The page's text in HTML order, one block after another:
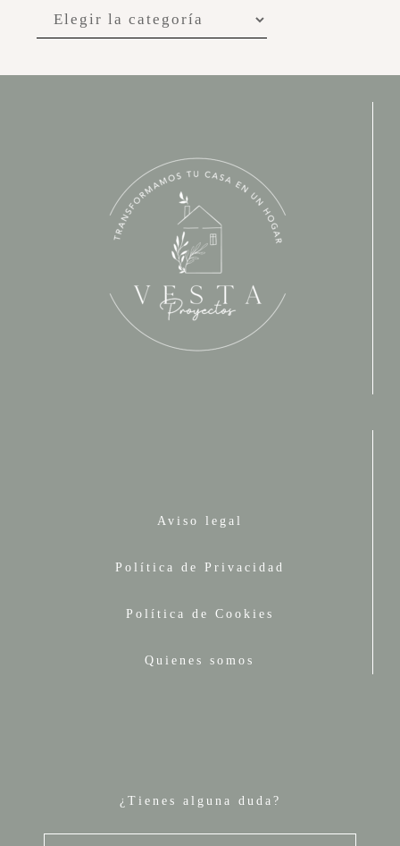
Aviso legal
Política de Privacidad
Política de Cookies
Quienes somos
¿Tienes alguna duda?